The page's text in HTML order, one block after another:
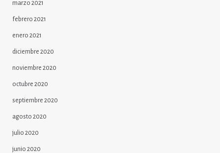
marzo 2021
febrero 2021
enero 2021
diciembre 2020
noviembre 2020
octubre 2020
septiembre 2020
agosto 2020
julio 2020
junio 2020